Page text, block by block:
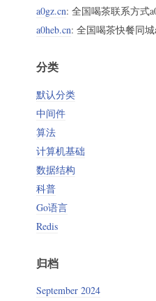
a0gz.cn: 全国喝茶联系方式
a0heb.cn: 全国喝茶快餐同城
分类
默认分类
中间件
算法
计算机基础
数据结构
科普
Go语言
Redis
归档
September 2024